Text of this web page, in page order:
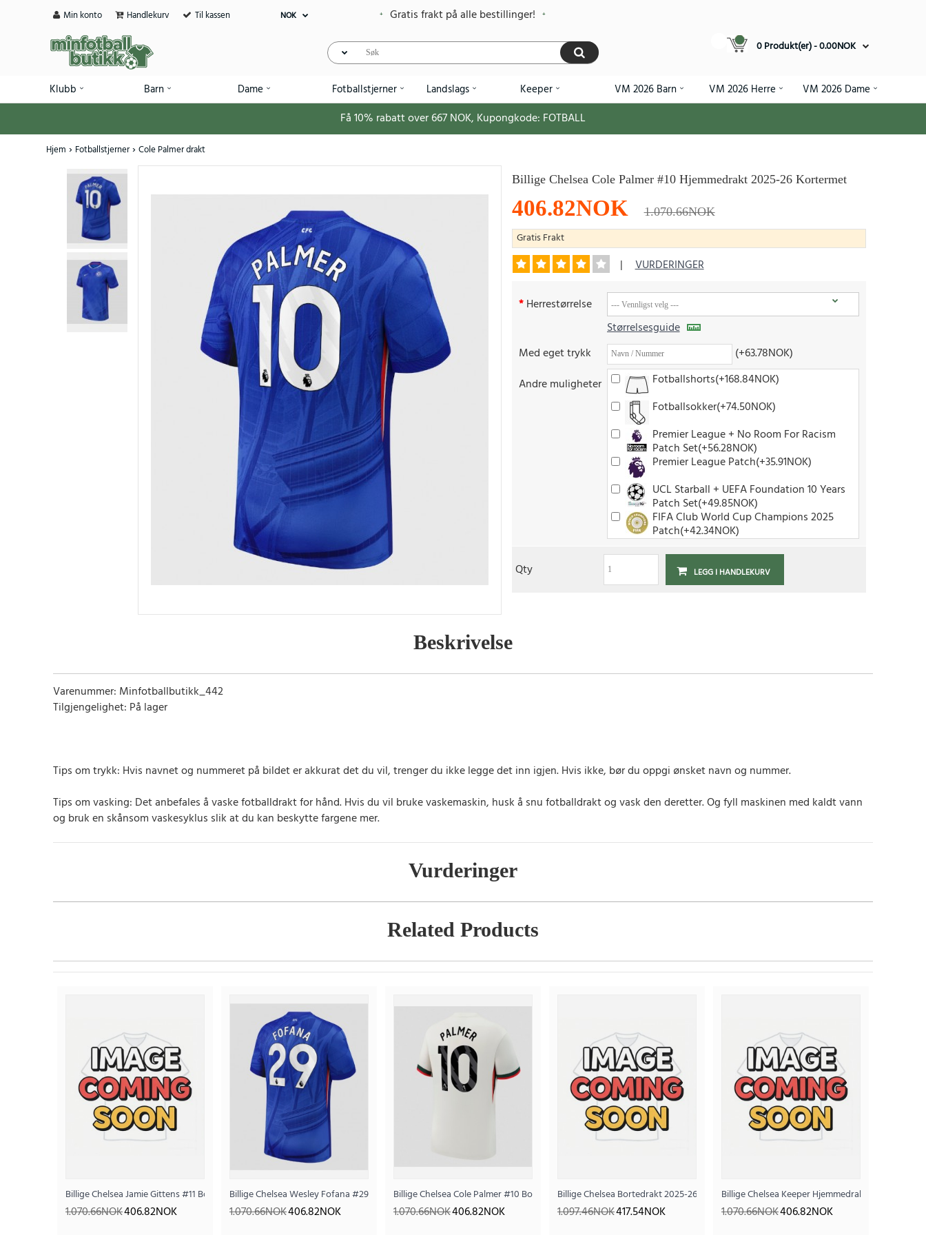
Min konto Handlekurv Til kassen NOK Gratis frakt på alle bestillinger!
0 Produkt(er) - 0.00NOK
Klubb Barn Dame Fotballstjerner Landslags Keeper VM 2026 Barn VM 2026 Herre VM 2026 Dame
Få 10% rabatt over667 NOK, Kupongkode: FOTBALL
Hjem Fotballstjerner Cole Palmer drakt
Billige Chelsea Cole Palmer #10 Hjemmedrakt 2025-26 Kortermet
406.82NOK 1.070.66NOK
Gratis Frakt
| VURDERINGER
Herrestørrelse
Størrelsesguide
Med eget trykk
(+63.78NOK)
Andre muligheter
Fotballshorts(+168.84NOK)
Fotballsokker(+74.50NOK)
Premier League + No Room For Racism
Patch Set(+56.28NOK)
Premier League Patch(+35.91NOK)
UCL Starball + UEFA Foundation 10 Years
Patch Set(+49.85NOK)
FIFA Club World Cup Champions 2025
Patch(+42.34NOK)
Qty
Beskrivelse
Varenummer: Minfotballbutikk_442
Tilgjengelighet: På lager
Tips om trykk: Hvis navnet og nummeret på bildet er akkurat det du vil, trenger du ikke legge det inn igjen. Hvis ikke, bør du oppgi ønsket navn og nummer.
Tips om vasking: Det anbefales å vaske fotballdrakt for hånd. Hvis du vil bruke vaskemaskin, husk å snu fotballdrakt og vask den deretter. Og fyll maskinen med kaldt vann
og bruk en skånsom vaskesyklus slik at du kan beskytte fargene mer.
Vurderinger
Related Products
Billige Chelsea Jamie Gittens #11 Bortedrakt 2026-27 Kortermet
1.070.66NOK406.82NOK
Billige Chelsea Wesley Fofana #29 Hjemmedrakt 2025-26 Kortermet
1.070.66NOK406.82NOK
Billige Chelsea Cole Palmer #10 Bortedrakt 2025-26 Kortermet
1.070.66NOK406.82NOK
Billige Chelsea Bortedrakt 2025-26 Langermet
1.097.46NOK417.54NOK
Billige Chelsea Keeper Hjemmedrakt 2025-26
1.070.66NOK406.82NOK